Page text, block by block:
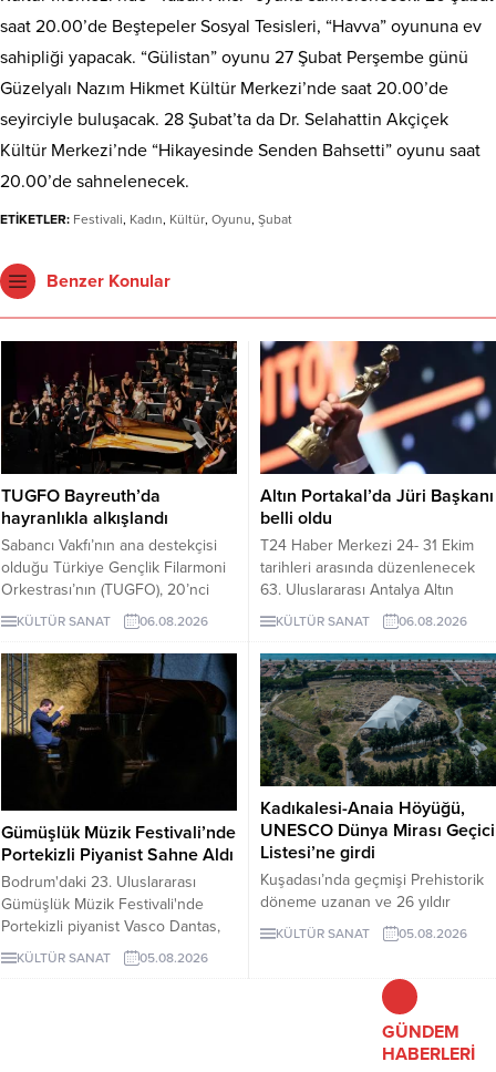
saat 20.00’de Beştepeler Sosyal Tesisleri, “Havva” oyununa ev
sahipliği yapacak. “Gülistan” oyunu 27 Şubat Perşembe günü
Güzelyalı Nazım Hikmet Kültür Merkezi’nde saat 20.00’de
seyirciyle buluşacak. 28 Şubat’ta da Dr. Selahattin Akçiçek
Kültür Merkezi’nde “Hikayesinde Senden Bahsetti” oyunu saat
20.00’de sahnelenecek.
ETİKETLER: Festivali, Kadın, Kültür, Oyunu, Şubat
Benzer Konular
TUGFO Bayreuth’da
hayranlıkla alkışlandı
Sabancı Vakfı’nın ana destekçisi
olduğu Türkiye Gençlik Filarmoni
Orkestrası’nın (TUGFO), 20’nci
Avrupa turnesi Almanya’nın ünlü
besteci Wagner ile 1852’de
kurulan ünlü piyano atölyesi
Steingraeber ile tanınan klasik
müzik merkezi Bayreuth da
başladı.
KÜLTÜR SANAT 06.08.2026
Altın Portakal’da Jüri Başkanı
belli oldu
T24 Haber Merkezi 24- 31 Ekim
tarihleri arasında düzenlenecek
63. Uluslararası Antalya Altın
Portakal Film Festivali'nin Jüri
Başkanı, yönetmen Derviş Zaim
oldu. 63. Uluslararası Antalya Altın
Portakal Film Festivali'nde Ulusal
Uzun Metraj Film ...
KÜLTÜR SANAT 06.08.2026
Gümüşlük Müzik Festivali’nde
Portekizli Piyanist Sahne Aldı
Bodrum'daki 23. Uluslararası
Gümüşlük Müzik Festivali'nde
Portekizli piyanist Vasco Dantas,
Antik Taş Ocağı'nda Fado ezgileri
ve kendi besteleriyle konser
KÜLTÜR SANAT 05.08.2026
Kadıkalesi-Anaia Höyüğü,
UNESCO Dünya Mirası Geçici
Listesi’ne girdi
Kuşadası’nda geçmişi Prehistorik
döneme uzanan ve 26 yıldır
kesintisiz kazılan Kadıkalesi-Anaia
Höyüğü, UNESCO Dünya Mirası
gelişmeyle birlikte Türkiye’nin
listedeki kültür varlığı sayısı 81’e
KÜLTÜR SANAT 05.08.2026
GÜNDEM
HABERLERİ